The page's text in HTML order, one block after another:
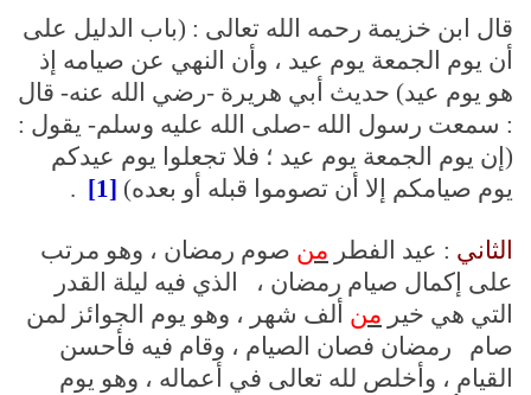
قال ابن خزيمة رحمه الله تعالى : (باب الدليل على
أن يوم الجمعة يوم عيد ، وأن النهي عن صيامه إذ
هو يوم عيد) حديث أبي هريرة -رضي الله عنه- قال
: سمعت رسول الله -صلى الله عليه وسلم- يقول :
(إن يوم الجمعة يوم عيد ؛ فلا تجعلوا يوم عيدكم
يوم صيامكم إلا أن تصوموا قبله أو بعده) [1]
.
الثاني : عيد الفطر من صوم رمضان ، وهو مرتب
على إكمال صيام رمضان ، الذي فيه ليلة القدر
التي هي خير من ألف شهر ، وهو يوم الجوائز لمن
صام رمضان فصان الصيام ، وقام فيه فأحسن
القيام ، وأخلص لله تعالى في أعماله ، وهو يوم